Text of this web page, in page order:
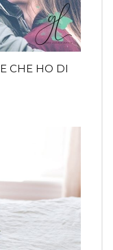
CHE HO DI